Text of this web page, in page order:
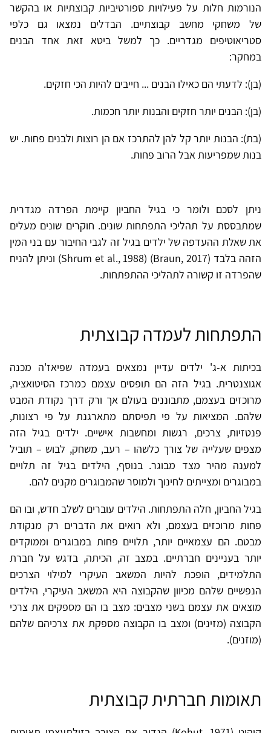
הנורמות חלות על פעילויות ספורטיביות קבוצתיות או בהקשר
של משחקי מחשב קבוצתיים. הבדלים נמצאו גם כלפי
סטריאוטיפים מגדריים. כך למשל ביטא זאת אחד הבנים
במחקר:
(בן): לדעתי הם כאילו הבנים ... חייבים להיות הכי חזקים.
(בן): הבנים יותר חזקים והבנות יותר חכמות.
(בת): הבנות יותר קל להן להתרכז אם הן רוצות ולבנים פחות. יש
בנות שמפריעות אבל הרוב פחות.
ניתן לסכם ולומר כי בגיל החביון קיימת הפרדה מגדרית
שמתבססת על תהליכי התפתחות שונים. חוקרים שונים מעלים
את שאלת ההעדפה של ילדים בגיל זה לגבי החיבור עם בני המין
הזהה בלבד (Braun, 2017) (Shrum et al., 1988) וניתן להניח
שהפרדה זו קשורה לתהליכי ההתפתחות.
התפתחות לעמדה קבוצתית
בכיתות א-ג' ילדים עדיין נמצאים בעמדה שפיאז'ה מכנה
אגוצנטרית. בגיל הזה הם תופסים עצמם כמרכז הסיטואציה,
מרוכזים בעצמם, מתבוננים בעולם אך ורק דרך נקודת המבט
שלהם. המציאות על פי תפיסתם מתארגנת על פי רצונות,
פנטזיות, צרכים, רגשות ומחשבות אישיים. ילדים בגיל הזה
מצפים שעלייה של צורך כלשהו – רעב, משחק, לבוש – תוביל
למענה מהיר מצד מבוגר. בנוסף, הילדים בגיל זה תלויים
במבוגרים ומצייתים לחינוך ולמוסר שהמבוגרים מקנים להם.
בגיל החביון, חלה התפתחות. הילדים עוברים לשלב חדש, ובו הם
פחות מרוכזים בעצמם, ולא רואים את הדברים רק מנקודת
מבטם. הם עצמאיים יותר, תלויים פחות במבוגרים וממוקדים
יותר בעניינים חברתיים. במצב זה, הכיתה, בדגש על חברת
התלמידים, הופכת להיות המשאב העיקרי למילוי הצרכים
הנפשיים שלהם מכיוון שהקבוצה היא המשאב העיקרי, הילדים
מוצאים את עצמם בשני מצבים: מצב בו הם מספקים את צרכי
הקבוצה (מזינים) ומצב בו הקבוצה מספקת את צרכיהם שלהם
(מוזנים).
תאומות חברתית קבוצתית